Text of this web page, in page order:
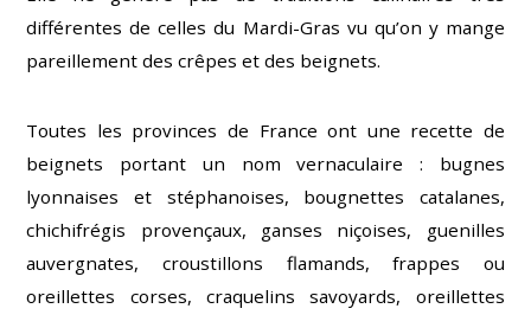
différentes de celles du Mardi-Gras vu qu’on y mange
pareillement des crêpes et des beignets.
Toutes les provinces de France ont une recette de
beignets portant un nom vernaculaire : bugnes
lyonnaises et stéphanoises, bougnettes catalanes,
chichifrégis provençaux, ganses niçoises, guenilles
auvergnates, croustillons flamands, frappes ou
oreillettes corses, craquelins savoyards, oreillettes